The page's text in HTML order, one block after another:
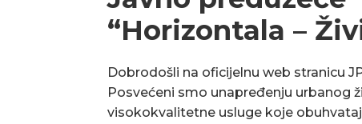
“Horizontala –
Dobrodošli na oficijelnu web stranicu
Posvećeni smo unapređenju urbanog
visokokvalitetne usluge koje